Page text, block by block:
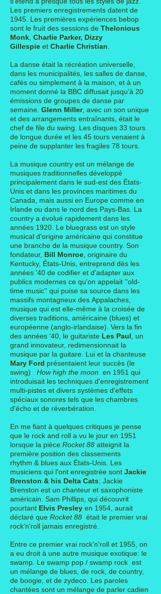
Les premiers enregistrements datent de
1945. Les premières expériences bebop
sont le fruit des sessions de Thelonious
Monk Charlie Parker, Dizzy
Gillespie et Charlie Christian
La danse était la récréation universelle,
dans les municipalités, les salles de danse,
cafés ou simplement à la maison, et à un
moment donné la BBC diffusait jusqu’à 20
émissions de groupes de danse par
semaine. Glenn Miller, avec un son unique
et des arrangements entraînants, était le
chef de file du swing. Les disques 33 tours
de longue durée et les 45 tours venaient à
peine de supplanter les fragiles 78 tours.
La musique country est un mélange de
musiques traditionnelles développé
principalement dans le sud-est des États-
Unis et dans les provinces maritimes du
Canada , mais aussi en Europe comme en
Irlande ou dans le nord des Pays-Bas. La
country a évolué rapidement dans les
années 1920. Le bluegrass est un style
musical d'origine américaine qui constitue
une branche de la musique country. Son
fondateur, Bill Monroe , originaire du
Kentucky, États-Unis , entreprend dès les
années '40 de codifier et d'adapter aux
publics modernes ce qu'on appelait ''old-
time music'' qui puise sa source dans les
massifs montagneux des Appalaches
musique qui est elle-même à la croisée de
diverses traditions, américaine (blues) et
européenne (anglo-irlandaise). Vers la fin
des années ’40, le guitariste Les Paul , un
grand innovateur, redimensionnait la
musique par la guitare. Lui et la chanteuse
Mary Ford présentaient leur succès (le
swing) How high the moon en 1951 qui
introduisait les techniques d'enregistrement
multi-pistes et divers systèmes d'effets
spéciaux sonores tels que les chambres
d'écho et de réverbération.
En me fiant à quelques critiques je pense
que le rock and roll a vu le jour en 1951
lorsque la pièce Rocket 88 atteignit la
première position des classements
rhythm & blues aux États-Unis. Les
musiciens qui l'ont enregistrée sont Jackie
Brenston & his Delta Cats; Jackie
Brenston est un chanteur et saxophoniste
américain. Sam Phillips, qui découvrit
pourtant Elvis Presley en 1954, aurait
déclaré que Rocket 88 était le premier vrai
rock'n'roll jamais enregistré.
Entre ce premier vrai rock'n'roll et 1955, on
a eu droit à une autre musique exotique: le
swamp. Le swamp pop / swamp rock est
un mélange de blues , de rock , de country,
de boogie , et de zydeco . Les paroles
chantées sont un mélange de parler cadien